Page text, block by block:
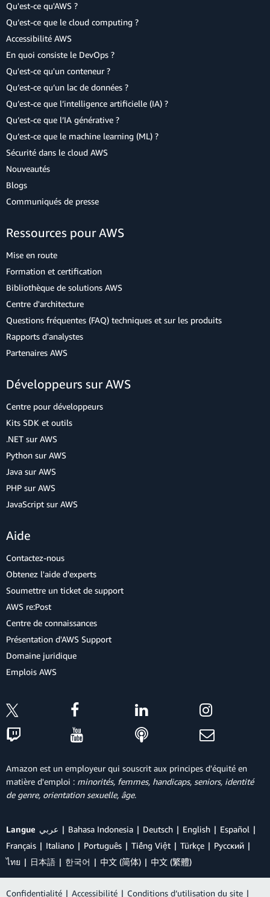
Qu'est-ce qu'AWS ?
Qu’est-ce que le cloud computing ?
Accessibilité AWS
En quoi consiste le DevOps ?
Qu'est-ce qu'un conteneur ?
Qu’est-ce qu’un lac de données ?
Qu’est-ce que l’intelligence artificielle (IA) ?
Qu’est-ce que l’IA générative ?
Qu’est-ce que le machine learning (ML) ?
Sécurité dans le cloud AWS
Nouveautés
Blogs
Communiqués de presse
Ressources pour AWS
Mise en route
Formation et certification
Bibliothèque de solutions AWS
Centre d'architecture
Questions fréquentes (FAQ) techniques et sur les produits
Rapports d'analystes
Partenaires AWS
Développeurs sur AWS
Centre pour développeurs
Kits SDK et outils
.NET sur AWS
Python sur AWS
Java sur AWS
PHP sur AWS
JavaScript sur AWS
Aide
Contactez-nous
Obtenez l'aide d'experts
Soumettre un ticket de support
AWS re:Post
Centre de connaissances
Présentation d'AWS Support
Domaine juridique
Emplois AWS
Amazon est un employeur qui souscrit aux principes d'équité en
matière d'emploi : minorités, femmes, handicaps, seniors, identité
de genre, orientation sexuelle, âge.
Langue عربي Bahasa Indonesia Deutsch English
Español
Français
Italiano Português Tiếng Việt Türkçe
Ρусский
ไทย
日本語 한국어 中文 (简体) 中文 (繁體)
Confidentialité | Accessibilité | Conditions d’utilisation du site |